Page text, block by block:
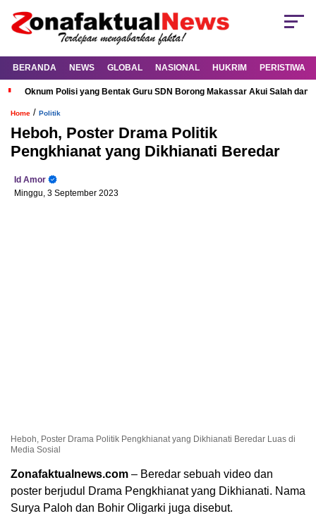
BERANDA NEWS GLOBAL NASIONAL HUKRIM PERISTIWA
Oknum Polisi yang Bentak Guru SDN Borong Makassar Akui Salah dan
Home / Politik
Heboh, Poster Drama Politik
Pengkhianat yang Dikhianati Beredar
Id Amor
Minggu, 3 September 2023
Heboh, Poster Drama Politik Pengkhianat yang Dikhianati Beredar Luas di
Media Sosial
Zonafaktualnews.com – Beredar sebuah video dan
poster berjudul Drama Pengkhianat yang Dikhianati. Nama
Surya Paloh dan Bohir Oligarki juga disebut.